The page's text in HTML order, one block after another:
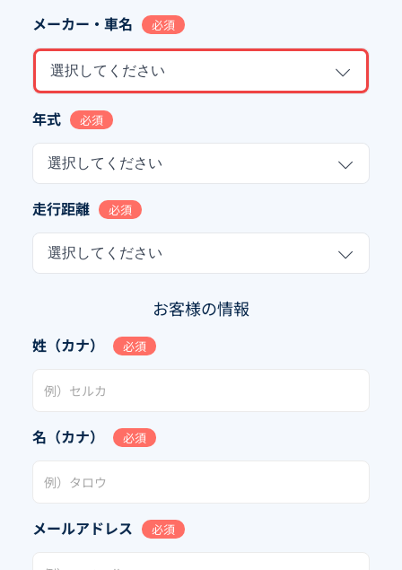
メーカー・車名 必須
選択してください
年式 必須
選択してください
走行距離 必須
選択してください
お客様の情報
姓（カナ） 必須
名（カナ） 必須
メールアドレス 必須